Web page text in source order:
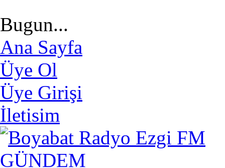
Bugun...
Ana Sayfa
Üye Ol
Üye Girişi
İletisim
GÜNDEM